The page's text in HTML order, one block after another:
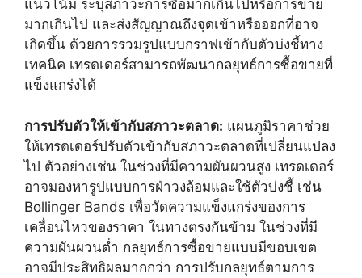
แนวโน้ม ระบุสภาวะการซื้อมากเกินไปหรือการขาย
มากเกินไป และส่งสัญญาณถึงจุดเข้าหรือออกที่อาจ
เกิดขึ้น ด้วยการรวมรูปแบบกราฟเข้ากับตัวบ่งชี้ทาง
เทคนิค เทรดเดอร์สามารถพัฒนากลยุทธ์การซื้อขายที่
แข็งแกร่งได้
การปรับตัวให้เข้ากับสภาวะตลาด: แผนภูมิราคาช่วย
ให้เทรดเดอร์ปรับตัวเข้ากับสภาวะตลาดที่เปลี่ยนแปลง
ไป ตัวอย่างเช่น ในช่วงที่มีความผันผวนสูง เทรดเดอร์
อาจมองหารูปแบบการฝ่าวงล้อมและใช้ตัวบ่งชี้ เช่น
Bollinger Bands เพื่อวัดความแข็งแกร่งของการ
เคลื่อนไหวของราคา ในทางตรงกันข้าม ในช่วงที่มี
ความผันผวนต่ำ กลยุทธ์การซื้อขายแบบมีขอบเขต
อาจมีประสิทธิผลมากกว่า การปรับกลยุทธ์ตามการ